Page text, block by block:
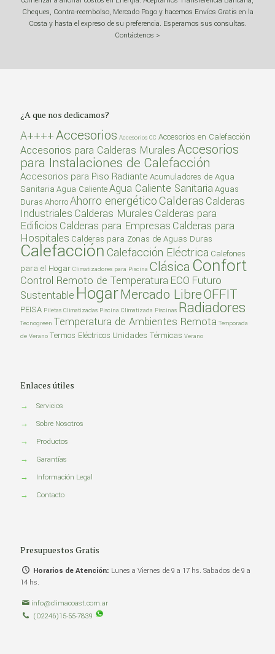
Cheques, Contra-reembolso, Mercado Pago y hacemos Envíos Gratis en la
Costa y hasta el expreso de su preferencia. Esperamos sus consultas.
Contáctenos >
¿A que nos dedicamos?
A++++Accesorios Accesorios CC Accesorios en Calefacción
Accesorios para Calderas MuralesAccesorios
para Instalaciones de Calefacción
Accesorios para Piso Radiante Acumuladores de Agua
Sanitaria Agua CalienteAgua Caliente Sanitaria Aguas
Duras AhorroAhorro energético Calderas Calderas
Industriales Calderas Murales Calderas para
Edificios Calderas para Empresas Calderas para
Hospitales Calderas para Zonas de Aguas Duras
Calefacción Calefacción Eléctrica Calefones
para el Hogar Climatizadores para Piscina Clásica Confort
Control Remoto de Temperatura ECO Futuro
Sustentable HogarMercado LibreOFFIT
PEISA Piletas Climatizadas Piscina Climatizada Piscinas Radiadores
Tecnogreen Temperatura de Ambientes Remota Temporada
de Verano Termos Eléctricos Unidades Térmicas Verano
Enlaces útiles
→
Servicios
→
Sobre Nosotros
→
Productos
→
Garantías
→
Información Legal
→
Contacto
Presupuestos Gratis
Horarios de Atención: Lunes a Viernes de 9 a 17 hs. Sabados de 9 a
14 hs.
info@climacoast.com.ar
(02246)15-55-7839